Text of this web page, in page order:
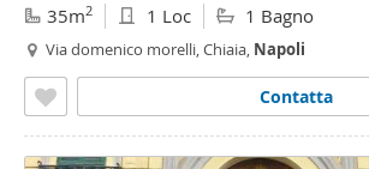
35m2 1 Loc 1 Bagno
Via domenico morelli, Chiaia, Napoli
Contatta